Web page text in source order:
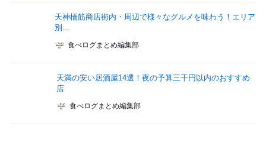
天神橋筋商店街内・周辺で様々なグルメを味わう！エリア
別...
食べログまとめ編集部
天満の安い居酒屋14選！夜の予算三千円以内のおすすめ
店
食べログまとめ編集部